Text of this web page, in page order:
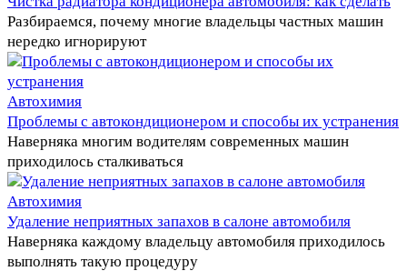
Разбираемся, почему многие владельцы частных машин
нередко игнорируют
Автохимия
Проблемы с автокондиционером и способы их устранения
Наверняка многим водителям современных машин
приходилось сталкиваться
Автохимия
Удаление неприятных запахов в салоне автомобиля
Наверняка каждому владельцу автомобиля приходилось
выполнять такую процедуру